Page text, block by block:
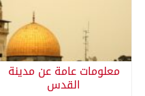
معلومات عامة عن مدينة
القدس